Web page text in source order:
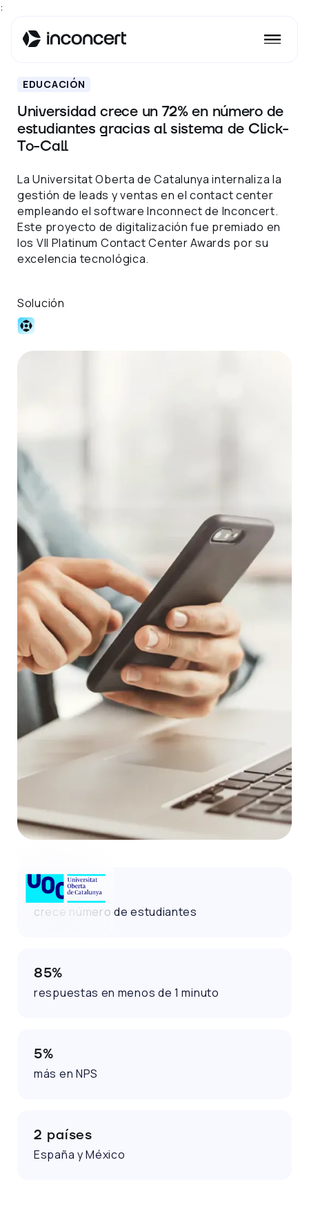
:
72%
crece número de estudiantes
85%
respuestas en menos de 1 minuto
5%
más en NPS
2 países
España y México
EDUCACIÓN
Universidad crece un 72% en número de
estudiantes gracias al sistema de Click-
To-Call
La Universitat Oberta de Catalunya internaliza la
gestión de leads y ventas en el contact center
empleando el software Inconnect de Inconcert.
Este proyecto de digitalización fue premiado en
los VII Platinum Contact Center Awards por su
excelencia tecnológica.
Solución